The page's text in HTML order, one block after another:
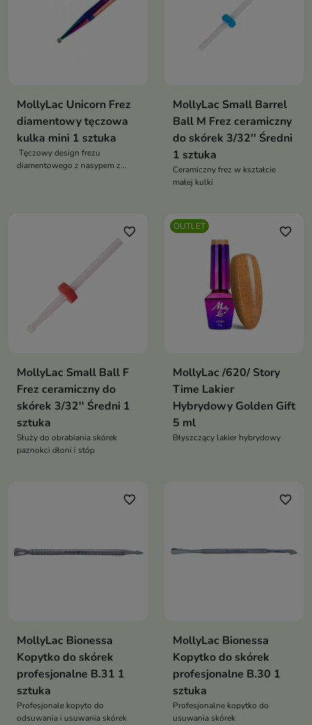
MollyLac Unicorn Frez
diamentowy tęczowa
kulka mini 1 sztuka
Tęczowy design frezu
diamentowego z nasypem z
MollyLac Small Barrel
Ball M Frez ceramiczny
do skórek 3/32'' Średni
1 sztuka
Ceramiczny frez w kształcie
małej kulki
favorite_border
MollyLac Small Ball F
Frez ceramiczny do
skórek 3/32'' Średni 1
sztuka
Służy do obrabiania skórek
paznokci dłoni i stóp
OUTLET favorite_border
MollyLac /620/ Story
Time Lakier
Hybrydowy Golden Gift
5 ml
Błyszczący lakier hybrydowy
favorite_border
MollyLac Bionessa
Kopytko do skórek
profesjonalne B.31 1
sztuka
Profesjonale kopyto do
odsuwania i usuwania skórek
favorite_border
MollyLac Bionessa
Kopytko do skórek
profesjonalne B.30 1
sztuka
Profesjonalne kopytko do
usuwania skórek